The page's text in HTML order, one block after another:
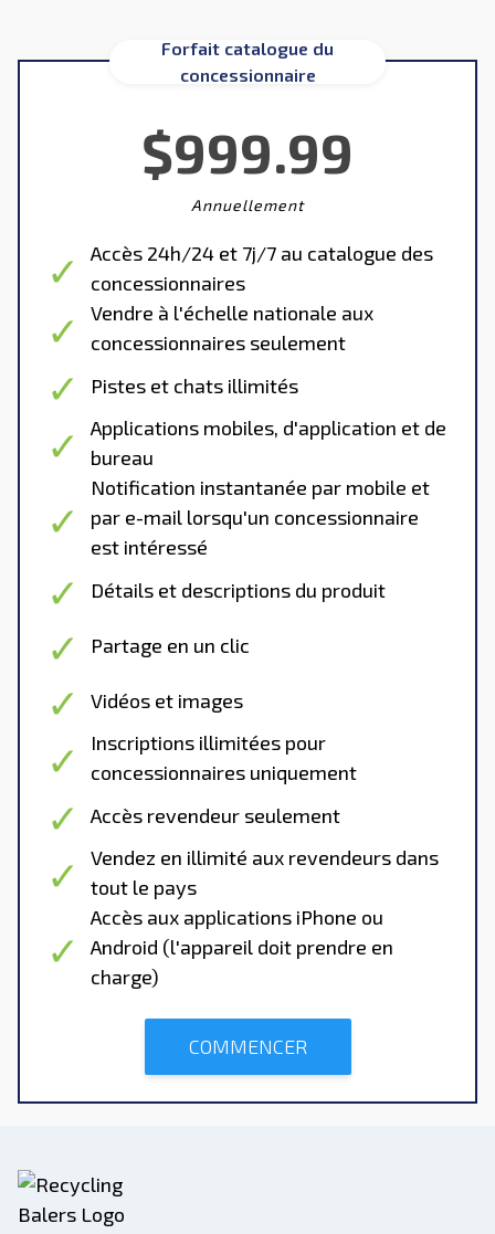
Forfait catalogue du
concessionnaire
$999.99
Annuellement
Accès 24h/24 et 7j/7 au catalogue des
concessionnaires
Vendre à l'échelle nationale aux
concessionnaires seulement
Pistes et chats illimités
Applications mobiles, d'application et de
bureau
Notification instantanée par mobile et
par e-mail lorsqu'un concessionnaire
est intéressé
Détails et descriptions du produit
Partage en un clic
Vidéos et images
Inscriptions illimitées pour
concessionnaires uniquement
Accès revendeur seulement
Vendez en illimité aux revendeurs dans
tout le pays
Accès aux applications iPhone ou
Android (l'appareil doit prendre en
charge)
COMMENCER